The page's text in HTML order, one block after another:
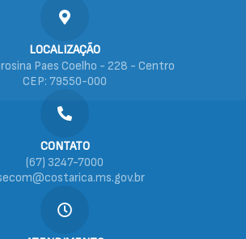
LOCALIZAÇÃO
Paes Coelho - 228 - Centro
CEP: 79550-000
CONTATO
(67) 3247-7000